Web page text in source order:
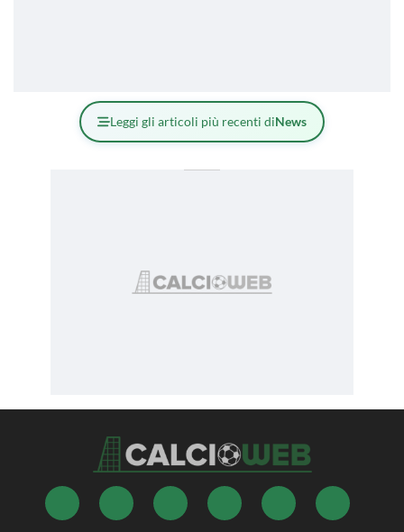
Leggi gli articoli più recenti diNews